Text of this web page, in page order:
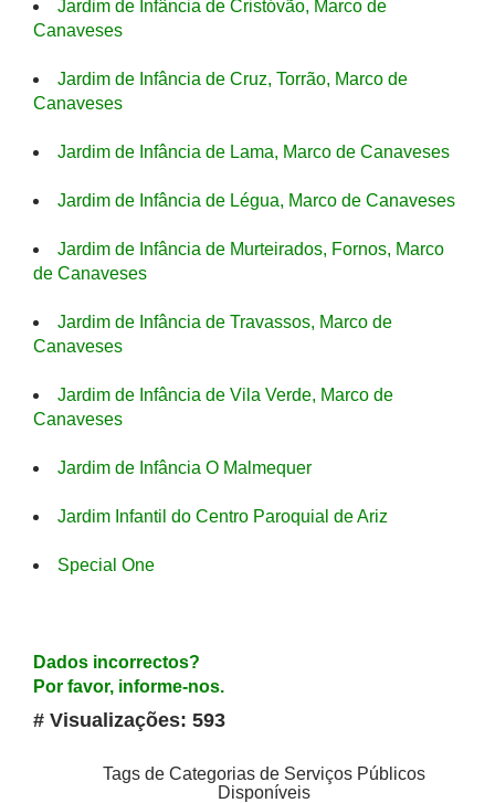
Jardim de Infância de Cristóvão, Marco de
Canaveses
Jardim de Infância de Cruz, Torrão, Marco de
Canaveses
Jardim de Infância de Lama, Marco de Canaveses
Jardim de Infância de Légua, Marco de Canaveses
Jardim de Infância de Murteirados, Fornos, Marco
de Canaveses
Jardim de Infância de Travassos, Marco de
Canaveses
Jardim de Infância de Vila Verde, Marco de
Canaveses
Jardim de Infância O Malmequer
Jardim Infantil do Centro Paroquial de Ariz
Special One
Dados incorrectos?
Por favor, informe-nos.
# Visualizações: 593
Tags de Categorias de Serviços Públicos
Disponíveis